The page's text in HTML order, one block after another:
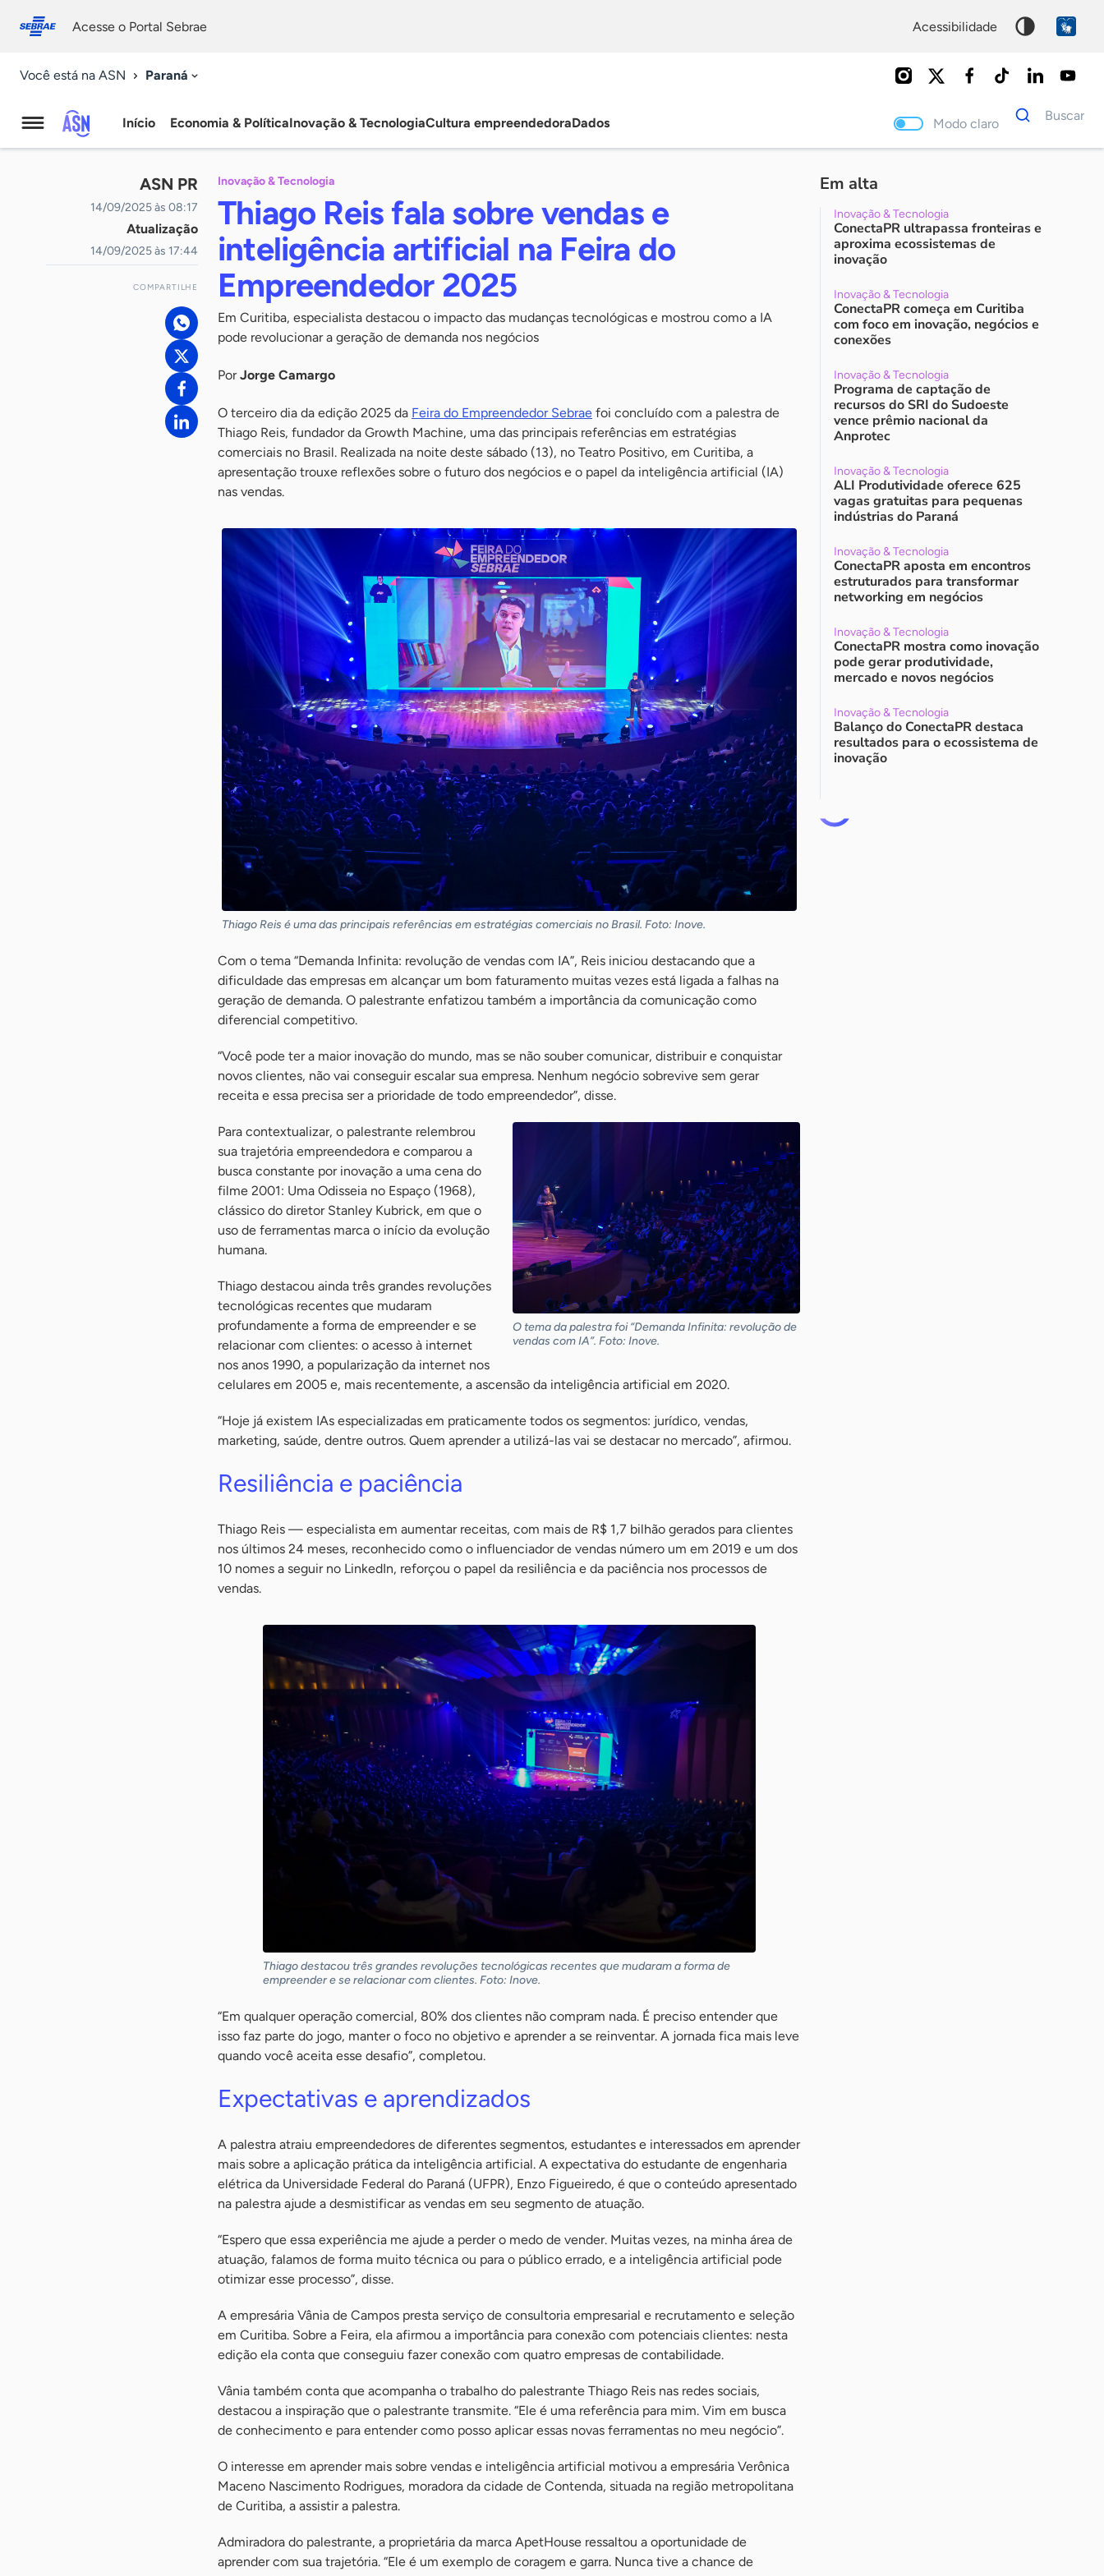
conosco
Acesse o Portal Sebrae acessibilidade
Você está na ASN Paraná
Agência
Sebrae
Notícias
Início Economia & PolíticaInovação & TecnologiaCultura empreendedoraDados Modo claro
Dados
para
Buscar
ASN PR
14/09/2025 às 08:17
Atualização
14/09/2025 às 17:44
COMPARTILHE
Inovação & Tecnologia
Thiago Reis fala sobre vendas e
inteligência artificial na Feira do
Empreendedor 2025
Em Curitiba, especialista destacou o impacto das mudanças tecnológicas e mostrou como a IA
pode revolucionar a geração de demanda nos negócios
PorJorge Camargo
O terceiro dia da edição 2025 da Feira do Empreendedor Sebrae foi concluído com a palestra de
Thiago Reis, fundador da Growth Machine, uma das principais referências em estratégias
comerciais no Brasil. Realizada na noite deste sábado (13), no Teatro Positivo, em Curitiba, a
apresentação trouxe reflexões sobre o futuro dos negócios e o papel da inteligência artificial (IA)
nas vendas.
Thiago Reis é uma das principais referências em estratégias comerciais no Brasil. Foto: Inove.
Com o tema “Demanda Infinita: revolução de vendas com IA”, Reis iniciou destacando que a
dificuldade das empresas em alcançar um bom faturamento muitas vezes está ligada a falhas na
geração de demanda. O palestrante enfatizou também a importância da comunicação como
diferencial competitivo.
“Você pode ter a maior inovação do mundo, mas se não souber comunicar, distribuir e conquistar
novos clientes, não vai conseguir escalar sua empresa. Nenhum negócio sobrevive sem gerar
receita e essa precisa ser a prioridade de todo empreendedor”, disse.
O tema da palestra foi “Demanda Infinita: revolução de
vendas com IA”. Foto: Inove.
Para contextualizar, o palestrante relembrou
sua trajetória empreendedora e comparou a
busca constante por inovação a uma cena do
filme 2001: Uma Odisseia no Espaço (1968),
clássico do diretor Stanley Kubrick, em que o
uso de ferramentas marca o início da evolução
humana.
Thiago destacou ainda três grandes revoluções
tecnológicas recentes que mudaram
profundamente a forma de empreender e se
relacionar com clientes: o acesso à internet
nos anos 1990, a popularização da internet nos
celulares em 2005 e, mais recentemente, a ascensão da inteligência artificial em 2020.
“Hoje já existem IAs especializadas em praticamente todos os segmentos: jurídico, vendas,
marketing, saúde, dentre outros. Quem aprender a utilizá-las vai se destacar no mercado”, afirmou.
Resiliência e paciência
Thiago Reis — especialista em aumentar receitas, com mais de R$ 1,7 bilhão gerados para clientes
nos últimos 24 meses, reconhecido como o influenciador de vendas número um em 2019 e um dos
10 nomes a seguir no LinkedIn, reforçou o papel da resiliência e da paciência nos processos de
vendas.
Thiago destacou três grandes revoluções tecnológicas recentes que mudaram a forma de
empreender e se relacionar com clientes. Foto: Inove.
“Em qualquer operação comercial, 80% dos clientes não compram nada. É preciso entender que
isso faz parte do jogo, manter o foco no objetivo e aprender a se reinventar. A jornada fica mais leve
quando você aceita esse desafio”, completou.
Expectativas e aprendizados
A palestra atraiu empreendedores de diferentes segmentos, estudantes e interessados em aprender
mais sobre a aplicação prática da inteligência artificial. A expectativa do estudante de engenharia
elétrica da Universidade Federal do Paraná (UFPR), Enzo Figueiredo, é que o conteúdo apresentado
na palestra ajude a desmistificar as vendas em seu segmento de atuação.
“Espero que essa experiência me ajude a perder o medo de vender. Muitas vezes, na minha área de
atuação, falamos de forma muito técnica ou para o público errado, e a inteligência artificial pode
otimizar esse processo”, disse.
A empresária Vânia de Campos presta serviço de consultoria empresarial e recrutamento e seleção
em Curitiba. Sobre a Feira, ela afirmou a importância para conexão com potenciais clientes: nesta
edição ela conta que conseguiu fazer conexão com quatro empresas de contabilidade.
Vânia também conta que acompanha o trabalho do palestrante Thiago Reis nas redes sociais,
destacou a inspiração que o palestrante transmite. “Ele é uma referência para mim. Vim em busca
de conhecimento e para entender como posso aplicar essas novas ferramentas no meu negócio”.
O interesse em aprender mais sobre vendas e inteligência artificial motivou a empresária Verônica
Maceno Nascimento Rodrigues, moradora da cidade de Contenda, situada na região metropolitana
de Curitiba, a assistir a palestra.
Admiradora do palestrante, a proprietária da marca ApetHouse ressaltou a oportunidade de
aprender com sua trajetória. “Ele é um exemplo de coragem e garra. Nunca tive a chance de
Em alta
Inovação & Tecnologia
ConectaPR ultrapassa fronteiras e
aproxima ecossistemas de
inovação
Inovação & Tecnologia
ConectaPR começa em Curitiba
com foco em inovação, negócios e
conexões
Inovação & Tecnologia
Programa de captação de
recursos do SRI do Sudoeste
vence prêmio nacional da
Anprotec
Inovação & Tecnologia
ALI Produtividade oferece 625
vagas gratuitas para pequenas
indústrias do Paraná
Inovação & Tecnologia
ConectaPR aposta em encontros
estruturados para transformar
networking em negócios
Inovação & Tecnologia
ConectaPR mostra como inovação
pode gerar produtividade,
mercado e novos negócios
Inovação & Tecnologia
Balanço do ConectaPR destaca
resultados para o ecossistema de
inovação